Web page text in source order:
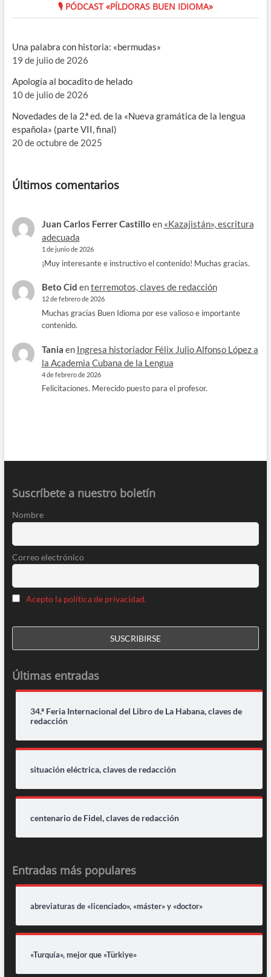
🎙 PÓDCAST «PÍLDORAS BUEN IDIOMA»
Una palabra con historia: «bermudas»
19 de julio de 2026
Apología al bocadito de helado
10 de julio de 2026
Novedades de la 2.ª ed. de la «Nueva gramática de la lengua
española» (parte VII, final)
20 de octubre de 2025
Últimos comentarios
Juan Carlos Ferrer Castillo en «Kazajistán», escritura
adecuada
1 de junio de 2026
¡Muy interesante e instructivo el contenido! Muchas gracias.
Beto Cid enterremotos, claves de redacción
12 de febrero de 2026
Muchas gracias Buen Idioma por ese valioso e importante
contenido.
Tania en Ingresa historiador Félix Julio Alfonso López a
la Academia Cubana de la Lengua
4 de febrero de 2026
Felicitaciones. Merecido puesto para el profesor.
Suscríbete a nuestro boletín
Nombre
Correo electrónico
Acepto la política de privacidad.
Últimas entradas
34.ª Feria Internacional del Libro de La Habana, claves de
redacción
situación eléctrica, claves de redacción
centenario de Fidel, claves de redacción
Entradas más populares
abreviaturas de «licenciado», «máster» y «doctor»
«Turquía», mejor que «Türkiye»